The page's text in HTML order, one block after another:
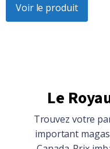
était :
$99.51.
est :
$78.10.
Voir le produit
Le
Trouvez votre
important